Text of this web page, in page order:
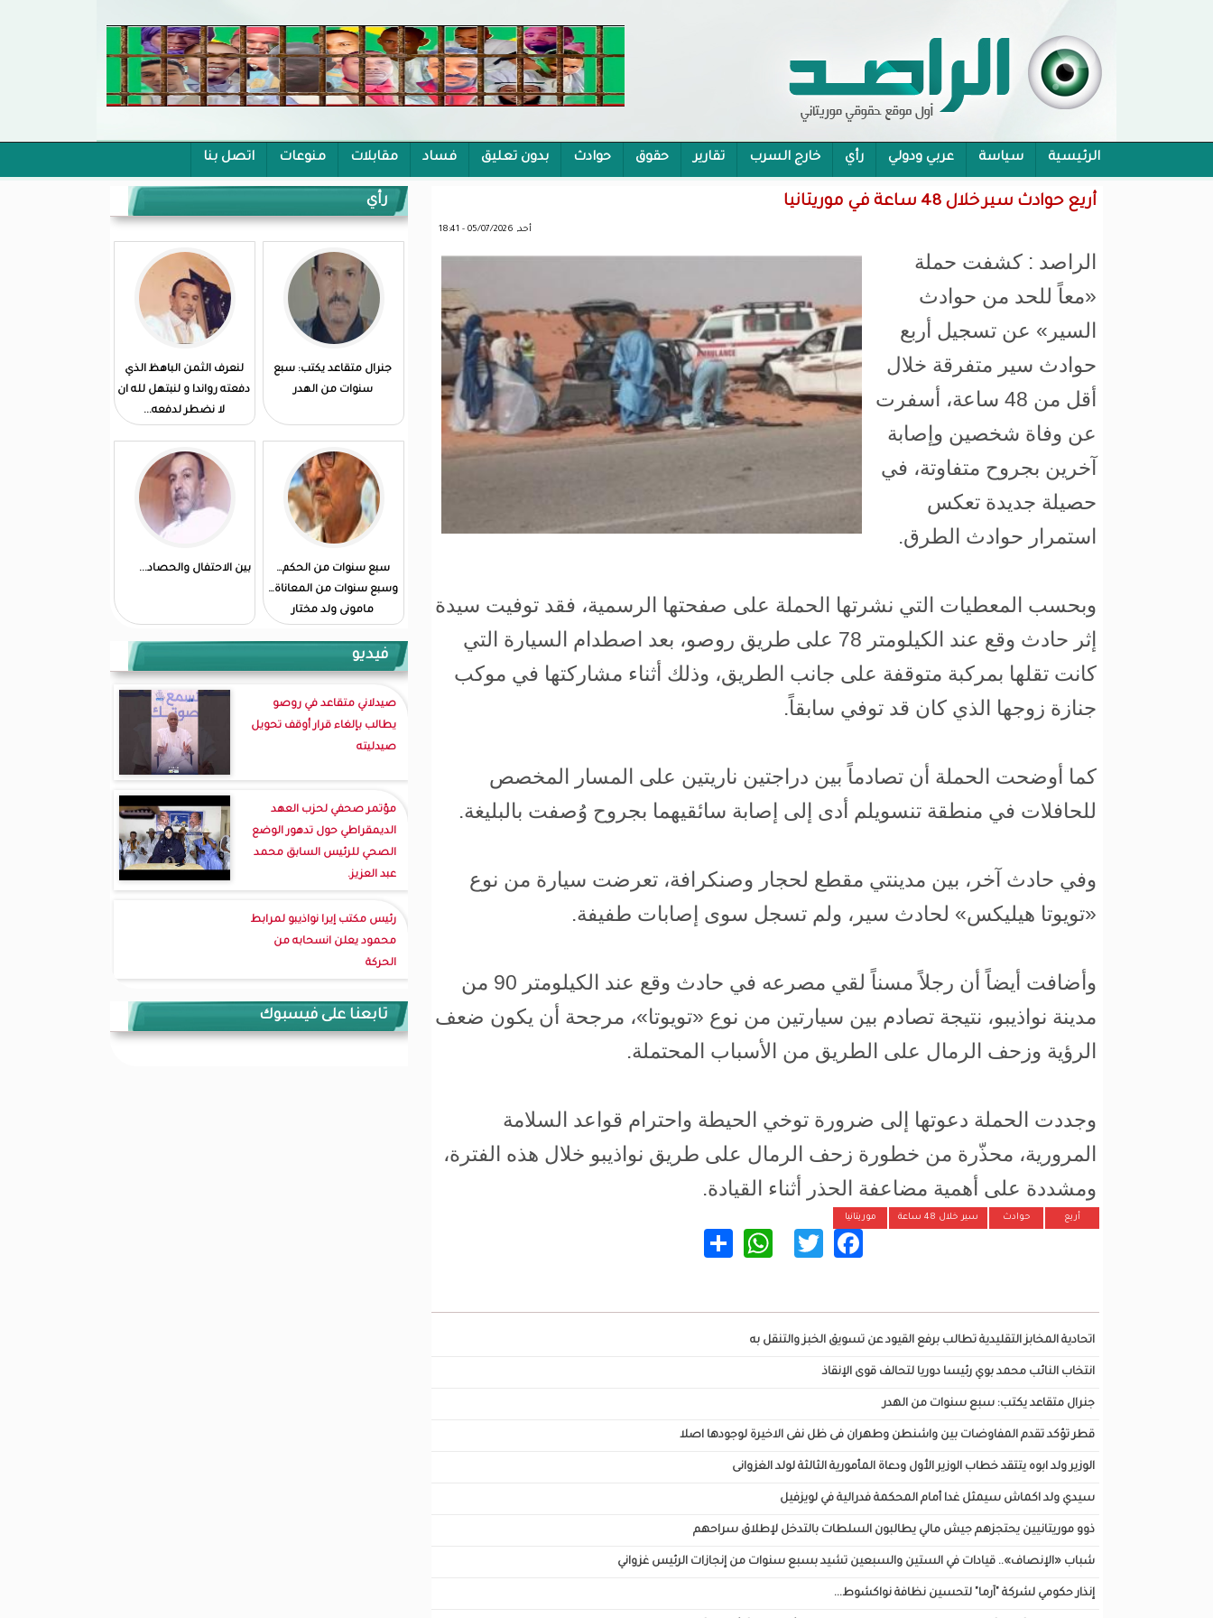
الرئيسية سياسة عربي ودولي رأي خارج السرب تقارير حقوق حوادث بدون تعليق فساد مقابلات منوعات اتصل بنا
محام:قانون حماية الرموز تفوح منه رائحة الاحكام الشمولية
أريع حوادث سير خلال 48 ساعة في موريتانيا
أحد, 05/07/2026 - 18:41
الراصد : كشفت حملة
«معاً للحد من حوادث
السير» عن تسجيل أربع
حوادث سير متفرقة خلال
أقل من 48 ساعة، أسفرت
عن وفاة شخصين وإصابة
آخرين بجروح متفاوتة، في
حصيلة جديدة تعكس
استمرار حوادث الطرق.
وبحسب المعطيات التي نشرتها الحملة على صفحتها الرسمية، فقد توفيت سيدة
إثر حادث وقع عند الكيلومتر 78 على طريق روصو، بعد اصطدام السيارة التي
كانت تقلها بمركبة متوقفة على جانب الطريق، وذلك أثناء مشاركتها في موكب
جنازة زوجها الذي كان قد توفي سابقاً.
كما أوضحت الحملة أن تصادماً بين دراجتين ناريتين على المسار المخصص
للحافلات في منطقة تنسويلم أدى إلى إصابة سائقيهما بجروح وُصفت بالبليغة.
وفي حادث آخر، بين مدينتي مقطع لحجار وصنكرافة، تعرضت سيارة من نوع
«تويوتا هيليكس» لحادث سير، ولم تسجل سوى إصابات طفيفة.
وأضافت أيضاً أن رجلاً مسناً لقي مصرعه في حادث وقع عند الكيلومتر 90 من
مدينة نواذيبو، نتيجة تصادم بين سيارتين من نوع «تويوتا»، مرجحة أن يكون ضعف
الرؤية وزحف الرمال على الطريق من الأسباب المحتملة.
وجددت الحملة دعوتها إلى ضرورة توخي الحيطة واحترام قواعد السلامة
المرورية، محذّرة من خطورة زحف الرمال على طريق نواذيبو خلال هذه الفترة،
ومشددة على أهمية مضاعفة الحذر أثناء القيادة.
أريع حوادث سير خلال 48 ساعة موريتانيا
Facebook
Twitter
WhatsApp
اتحادية المخابز التقليدية تطالب برفع القيود عن تسويق الخبز والتنقل به
انتخاب النائب محمد بوي رئيسا دوريا لتحالف قوى الإنقاذ
جنرال متقاعد يكتب: سبع سنوات من الهدر
قطر تؤكد تقدم المفاوضات بين واشنطن وطهران فى ظل نفى الاخيرة لوجودها اصلا
الوزير ولد ابوه يتتقد خطاب الوزير الأول ودعاة المأمورية الثالثة لولد الغزوانى
سيدي ولد اكماش سيمثل غدا أمام المحكمة فدرالية في لويزفيل
ذوو موريتانيين يحتجزهم جيش مالي يطالبون السلطات بالتدخل لإطلاق سراحهم
شباب «الإنصاف».. قيادات في الستين والسبعين تشيد بسبع سنوات من إنجازات الرئيس غزواني
إنذار حكومي لشركة "آرما" لتحسين نظافة نواكشوط...
رأي
جنرال متقاعد يكتب: سبع
سنوات من الهدر
لنعرف الثمن الباهظ الذي
دفعته رواندا و لنبتهل لله ان
لا نضطر لدفعه...
سبع سنوات من الحكم…
وسبع سنوات من المعاناة…
مامونى ولد مختار
بين الاحتفال والحصاد...
فيديو
صيدلاني متقاعد في روصو
يطالب بإلغاء قرار أوقف تحويل
صيدليته
مؤتمر صحفي لحزب العهد
الديمقراطي حول تدهور الوضع
الصحي للرئيس السابق محمد
عبد العزيز.
رئيس مكتب إيرا نواذيبو لمرابط
محمود يعلن انسحابه من
الحركة
تابعنا على فيسبوك